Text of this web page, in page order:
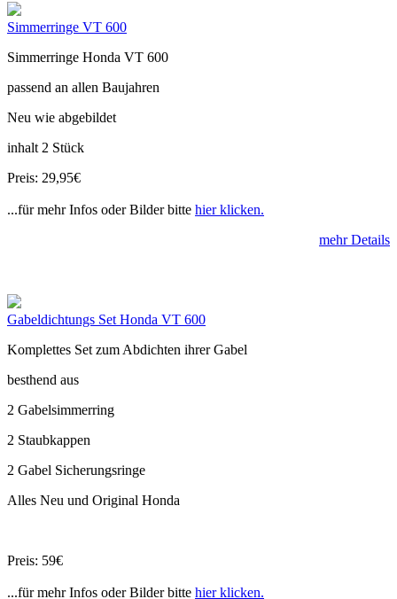
Simmerringe VT 600
Simmerringe Honda VT 600
passend an allen Baujahren
Neu wie abgebildet
inhalt 2 Stück
Preis: 29,95€
...für mehr Infos oder Bilder bitte hier klicken.
mehr Details
Gabeldichtungs Set Honda VT 600
Komplettes Set zum Abdichten ihrer Gabel
besthend aus
2 Gabelsimmerring
2 Staubkappen
2 Gabel Sicherungsringe
Alles Neu und Original Honda
Preis: 59€
...für mehr Infos oder Bilder bitte hier klicken.